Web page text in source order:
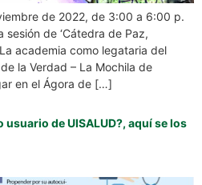
de 2022, de 3:00 a 6:00 p.
de ‘Cátedra de Paz,
academia como legataria del
la Verdad – La Mochila de
en el Ágora de […]
de UISALUD?, aquí se los